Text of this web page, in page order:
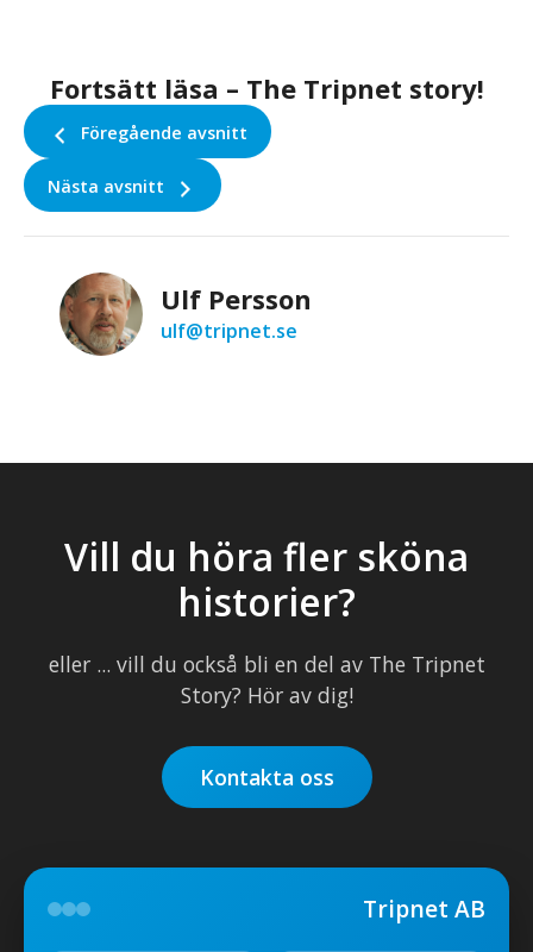
Fortsätt läsa – The Tripnet story!
Föregående avsnitt
Nästa avsnitt
Ulf Persson
ulf@tripnet.se
Vill du höra fler sköna
historier?
eller ... vill du också bli en del av The Tripnet
Story? Hör av dig!
Kontakta oss
Tripnet AB